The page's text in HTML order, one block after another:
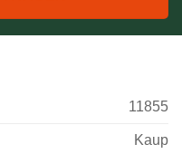
11855
Kaup